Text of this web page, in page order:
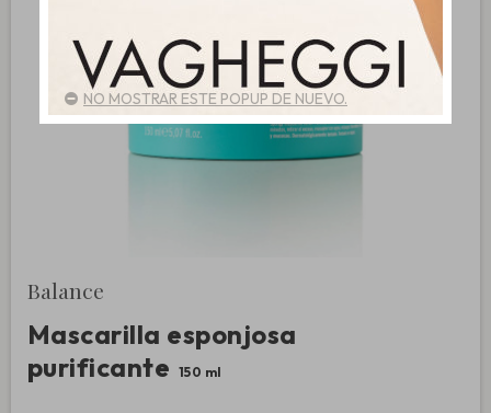
Balance
Mascarilla esponjosa
purificante 150 ml
NO MOSTRAR ESTE POPUP DE NUEVO.